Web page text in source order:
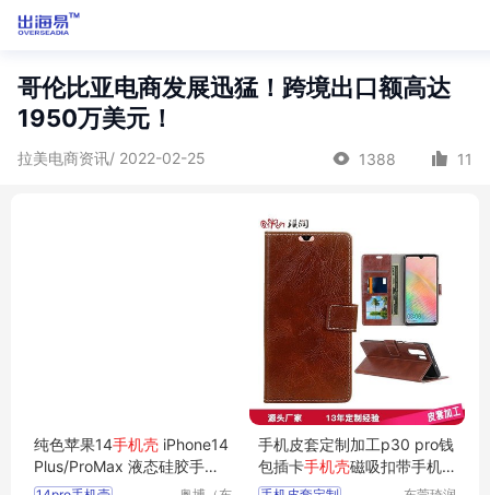
哥伦比亚电商发展迅猛！跨境出口额高达
1950万美元！
拉美电商资讯/ 2022-02-25 1388 11
纯色苹果14手机壳 iPhone14
Plus/ProMax 液态硅胶手机
套防摔
手机皮套定制加工p30 pro钱
包插卡手机壳磁吸扣带手机
套生产厂家